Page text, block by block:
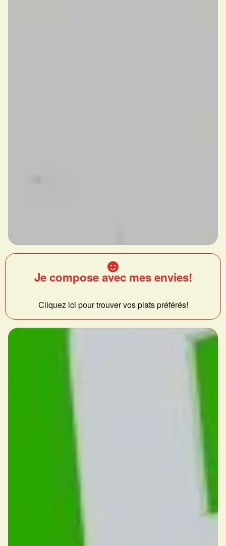
Je compose avec mes envies!
Cliquez ici pour trouver vos plats préférés!